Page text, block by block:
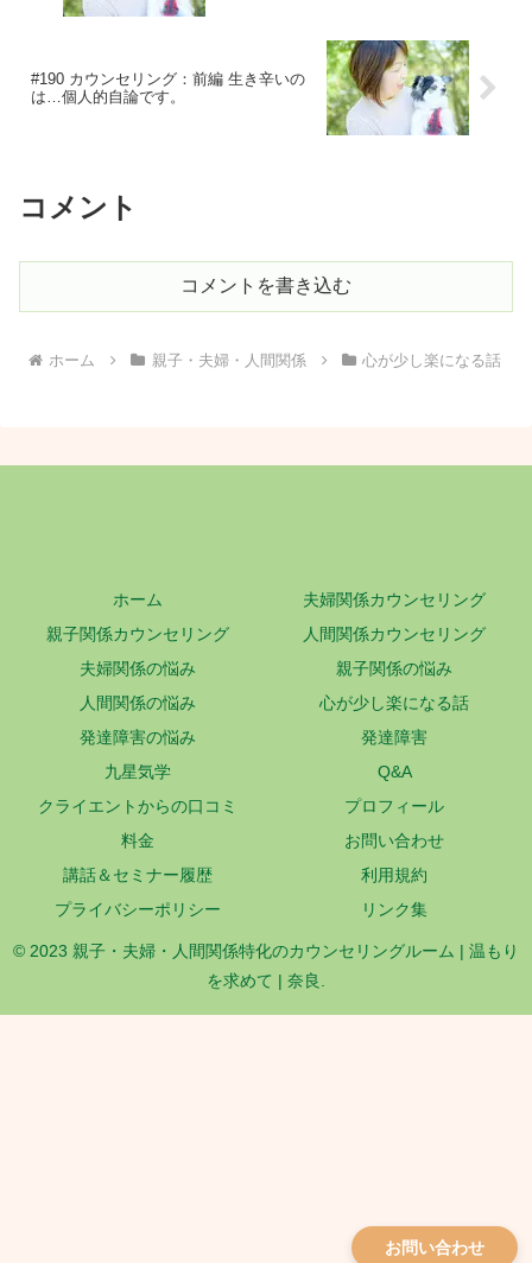
#190 カウンセリング：前編 生き辛いの
は…個人的自論です。
コメント
コメントを書き込む
ホーム 親子・夫婦・人間関係 心が少し楽になる話
お問い合わせ
ホーム
夫婦関係カウンセリング
親子関係カウンセリング
人間関係カウンセリング
夫婦関係の悩み
親子関係の悩み
人間関係の悩み
心が少し楽になる話
発達障害の悩み
発達障害
九星気学
Q&A
クライエントからの口コミ
プロフィール
料金
お問い合わせ
講話＆セミナー履歴
利用規約
プライバシーポリシー
リンク集
© 2023 親子・夫婦・人間関係特化のカウンセリングルーム | 温もり
を求めて | 奈良.